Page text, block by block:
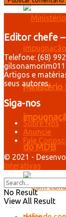
Ministério
do MDB
Editor chefe
Telefone: (68)
Artigos e
seus autores.
Siga-nos
Sobre Nós
Anuncie
Fale
© 2021 -
Interativas
No Result
View All Result